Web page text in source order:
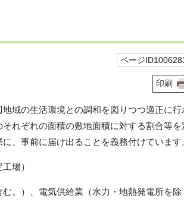
ページ
印刷
域の生活環境との調和を図りつつ適正に行
れぞれの面積の敷地面積に対する割合等
、事前に届け出ることを義務付けています
場）
。）、電気供給業（水力・地熱発電所を